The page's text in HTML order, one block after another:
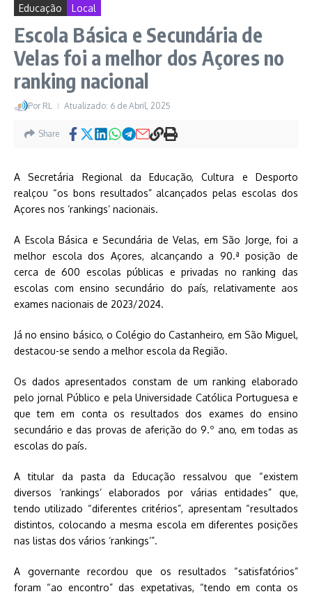
Educação Local
Escola Básica e Secundária de
Velas foi a melhor dos Açores no
ranking nacional
Por RL Atualizado: 6 de Abril, 2025
Share
A Secretária Regional da Educação, Cultura e Desporto
realçou “os bons resultados” alcançados pelas escolas dos
Açores nos ‘rankings’ nacionais.
A Escola Básica e Secundária de Velas, em São Jorge, foi a
melhor escola dos Açores, alcançando a 90.ª posição de
cerca de 600 escolas públicas e privadas no ranking das
escolas com ensino secundário do país, relativamente aos
exames nacionais de 2023/2024.
Já no ensino básico, o Colégio do Castanheiro, em São Miguel,
destacou-se sendo a melhor escola da Região.
Os dados apresentados constam de um ranking elaborado
pelo jornal Público e pela Universidade Católica Portuguesa e
que tem em conta os resultados dos exames do ensino
secundário e das provas de aferição do 9.º ano, em todas as
escolas do país.
A titular da pasta da Educação ressalvou que “existem
diversos ‘rankings’ elaborados por várias entidades” que,
tendo utilizado “diferentes critérios”, apresentam “resultados
distintos, colocando a mesma escola em diferentes posições
nas listas dos vários ‘rankings’”.
A governante recordou que os resultados “satisfatórios”
foram “ao encontro” das expetativas, “tendo em conta os